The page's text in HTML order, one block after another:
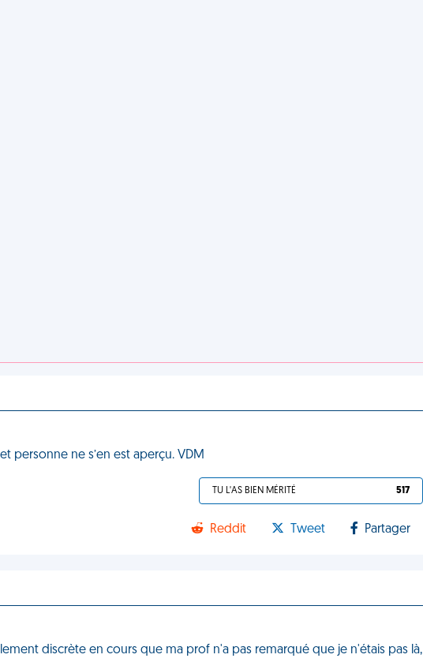
personne ne s’en est aperçu. VDM
TU L'AS BIEN MÉRITÉ 517
Reddit Tweet Partager
discrète en cours que ma prof n'a pas remarqué que je n'étais pas là,